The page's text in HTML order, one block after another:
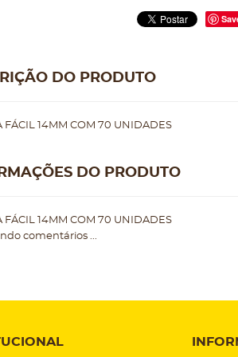
DO PRODUTO
FÁCIL 14MM COM 70 UNIDADES
DO PRODUTO
FÁCIL 14MM COM 70 UNIDADES
comentários ...